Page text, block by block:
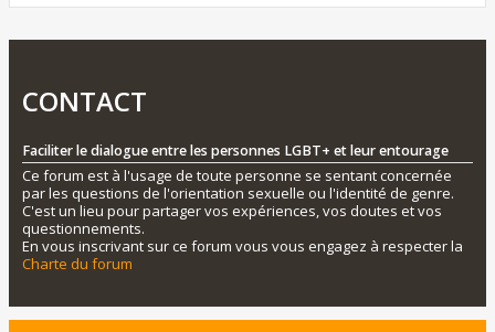
CONTACT
Faciliter le dialogue entre les personnes LGBT+ et leur entourage
Ce forum est à l'usage de toute personne se sentant concernée
par les questions de l'orientation sexuelle ou l'identité de genre.
C'est un lieu pour partager vos expériences, vos doutes et vos
questionnements.
En vous inscrivant sur ce forum vous vous engagez à respecter la
Charte du forum